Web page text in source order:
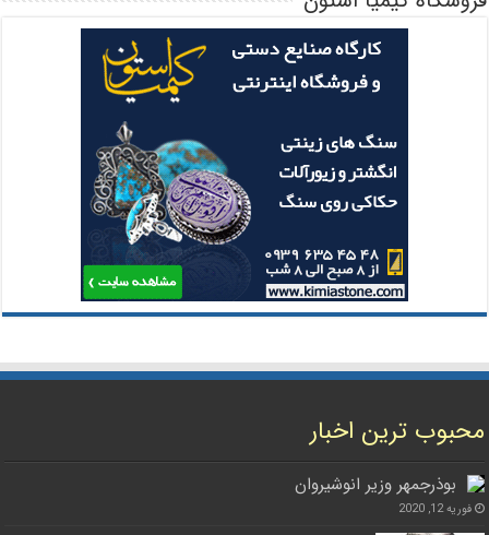
محبوب ترین اخبار
بوذرجمهر وزیر انوشیروان
فوریه 12, 2020